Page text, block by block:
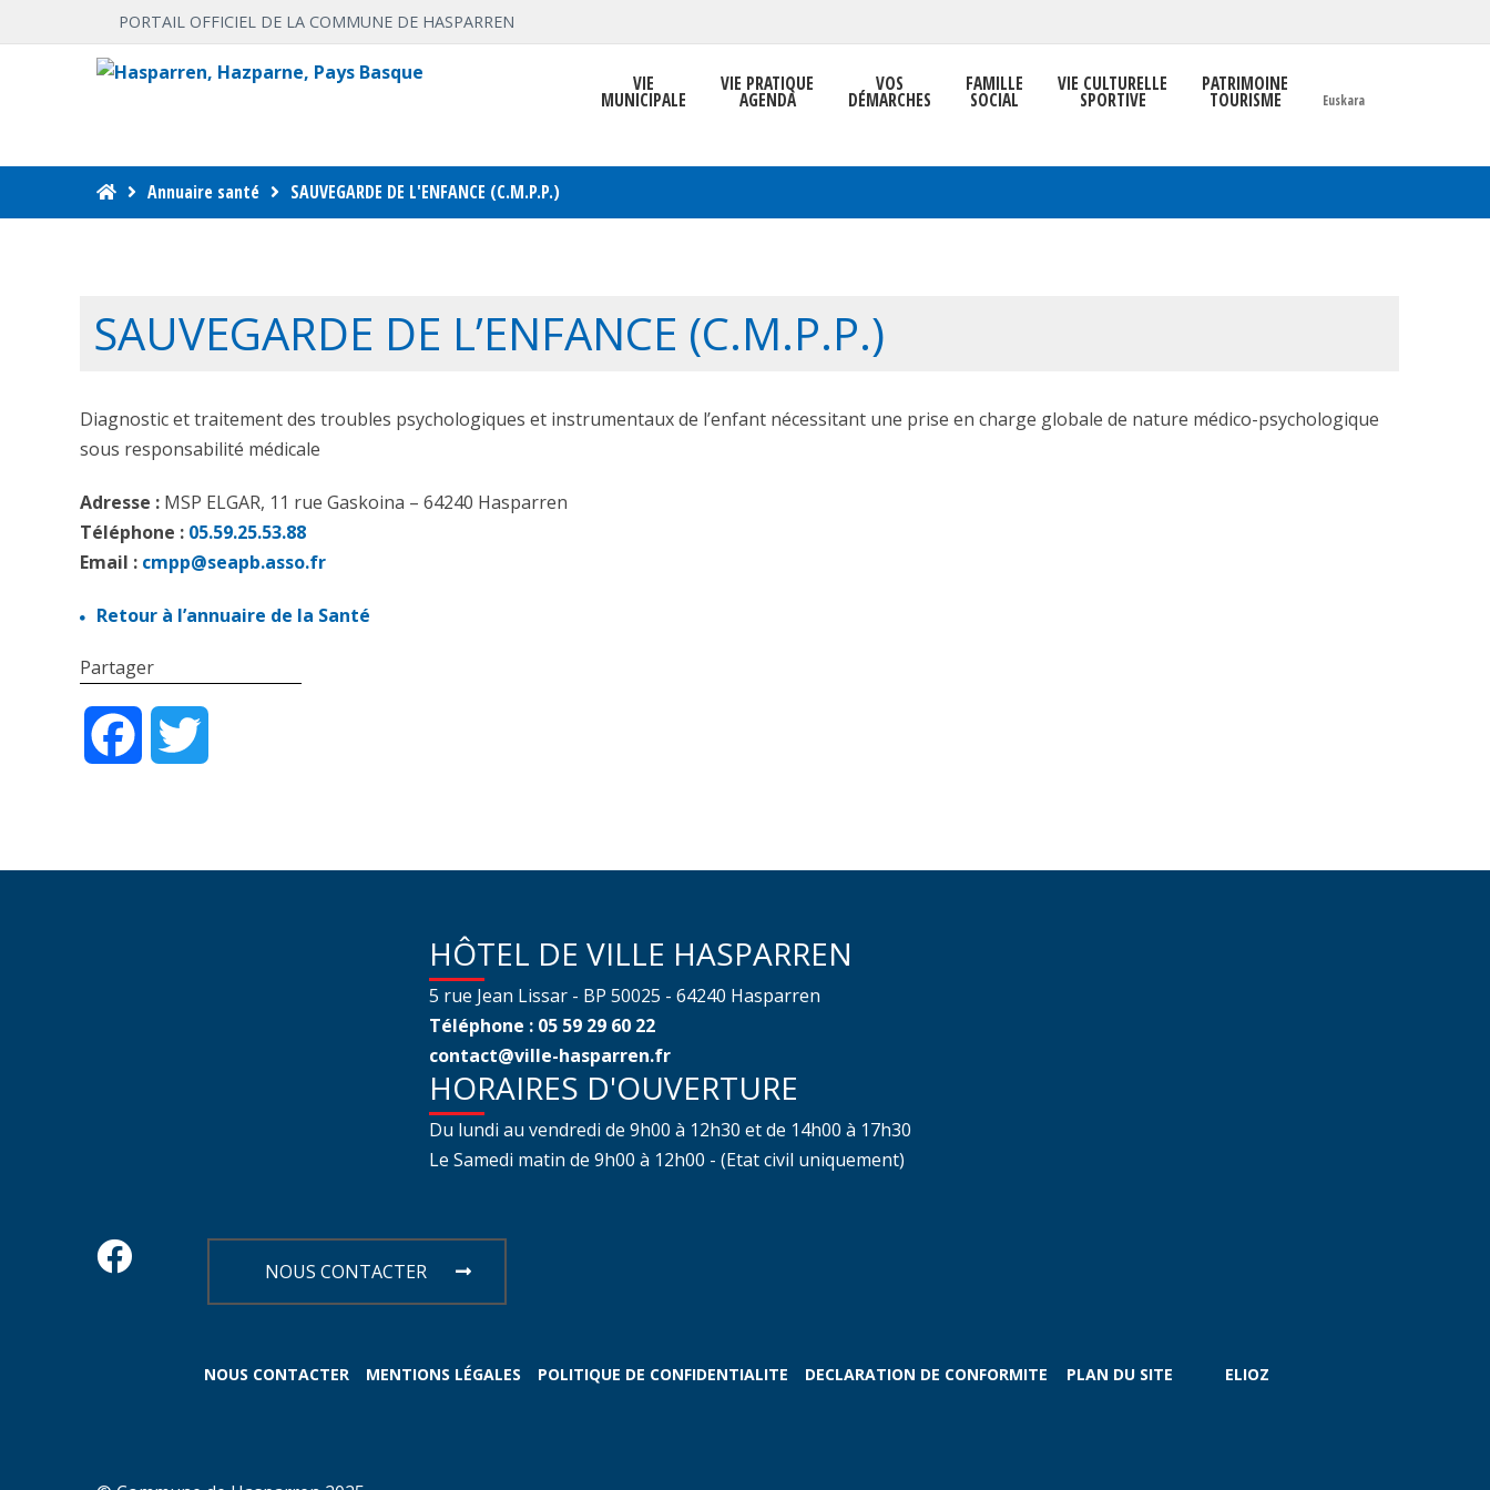
PORTAIL OFFICIEL DE LA COMMUNE DE HASPARREN
VIE
MUNICIPALE
VIE PRATIQUE
AGENDA
VOS
DÉMARCHES
FAMILLE
SOCIAL
VIE CULTURELLE
SPORTIVE
PATRIMOINE
TOURISME Euskara
Annuaire santé SAUVEGARDE DE L'ENFANCE (C.M.P.P.)
SAUVEGARDE DE L’ENFANCE (C.M.P.P.)
Diagnostic et traitement des troubles psychologiques et instrumentaux de l’enfant nécessitant une prise en charge globale de nature médico-psychologique
sous responsabilité médicale
Adresse : MSP ELGAR, 11 rue Gaskoina – 64240 Hasparren
Téléphone : 05.59.25.53.88
Email : cmpp@seapb.asso.fr
Retour à l’annuaire de la Santé
Partager
Facebook
HÔTEL DE VILLE HASPARREN
5 rue Jean Lissar - BP 50025 - 64240 Hasparren
Téléphone : 05 59 29 60 22
contact@ville-hasparren.fr
HORAIRES D'OUVERTURE
Du lundi au vendredi de 9h00 à 12h30 et de 14h00 à 17h30
Le Samedi matin de 9h00 à 12h00 - (Etat civil uniquement)
NOUS CONTACTER
NOUS CONTACTER MENTIONS LÉGALES POLITIQUE DE CONFIDENTIALITE DECLARATION DE CONFORMITE PLAN DU SITE ELIOZ